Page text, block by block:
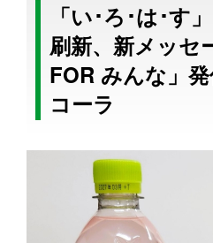
「い･ろ･は･す
刷新、新メッセ
FOR みんな」
コーラ